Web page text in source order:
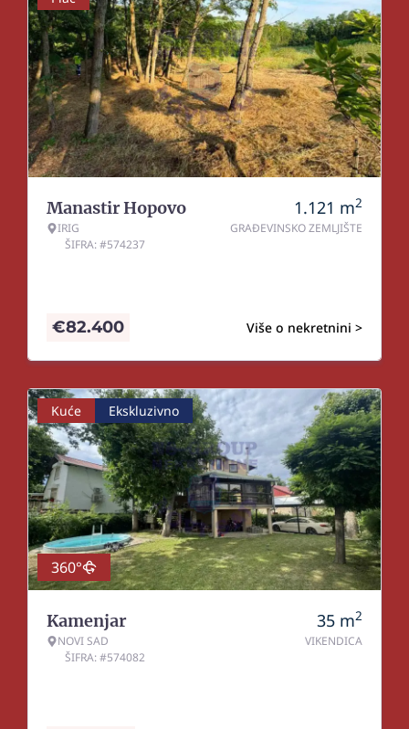
Manastir Hopovo
IRIG
ŠIFRA: #574237
1.121 m2
GRAĐEVINSKO ZEMLJIŠTE
Više o nekretnini >
€82.400
Kuće Ekskluzivno
360°
Kamenjar
NOVI SAD
ŠIFRA: #574082
35 m2
VIKENDICA